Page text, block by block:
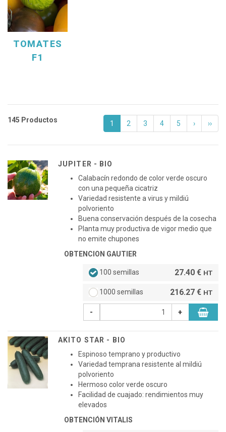
TOMATES
F1
145 Productos 1 2 3 4 5 › ››
JUPITER - BIO
Calabacín redondo de color verde oscuro
con una pequeña cicatriz
Variedad resistente a virus y mildiú
polvoriento
Buena conservación después de la cosecha
Planta muy productiva de vigor medio que
no emite chupones
OBTENCION GAUTIER
100 semillas 27.40 € HT
1000 semillas 216.27 € HT
- +
AKITO STAR - BIO
Espinoso temprano y productivo
Variedad temprana resistente al mildiú
polvoriento
Hermoso color verde oscuro
Facilidad de cuajado: rendimientos muy
elevados
OBTENCIÓN VITALIS